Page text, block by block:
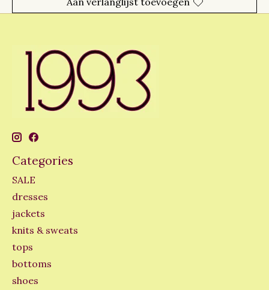
Categories
SALE
dresses
jackets
knits & sweats
tops
bottoms
shoes